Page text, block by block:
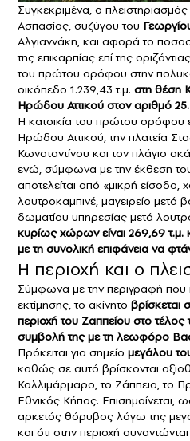
Συγκεκριμένα, ο
Ασπασίας, συζύγου του
Αλγιαννάκη, και αφορά το
της επικαρπίας επί της
του πρώτου ορόφου στην
οικόπεδο 1.239,43 τ.μ. στη θέση
Ηρώδου Αττικού στον αριθμό 25.
Η κατοικία του πρώτου ορόφου
Ηρώδου Αττικού, την πλατεία
Κωνσταντίνου και τον πλάγιο
ενώ, σύμφωνα με την έκθεση
αποτελείται από «μικρή είσοδο,
λουτροκαμπινέ, μαγειρείο μετά
δωματίου υπηρεσίας μετά
κυρίως χώρων είναι 269,69 τ.μ.
με τη συνολική επιφάνεια να
Η περιοχή και ο
Σύμφωνα με την περιγραφή που
εκτίμησης, το ακίνητο βρίσκεται
περιοχή του Ζαππείου στο τέλος
συμβολή της με τη λεωφόρο
Πρόκειται για σημείο μεγάλου
καθώς σε αυτό βρίσκονται
Καλλιμάρμαρο, το Ζάππειο, το
Εθνικός Κήπος. Επισημαίνεται,
αρκετός θόρυβος λόγω της
και ότι στην περιοχή